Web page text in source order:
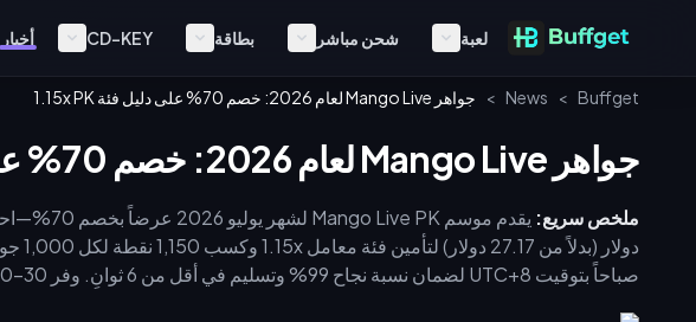
لعبة شحن مباشر بطاقة CD-KEY أخبار
Buffget
>
News
> جواهر Mango Live لعام 2026: خصم 70% على دليل فئة 1.15x PK
جواهر Mango Live لعام 2026: خصم 70% على دليل فئة 1.15x PK
ملخص سريع: